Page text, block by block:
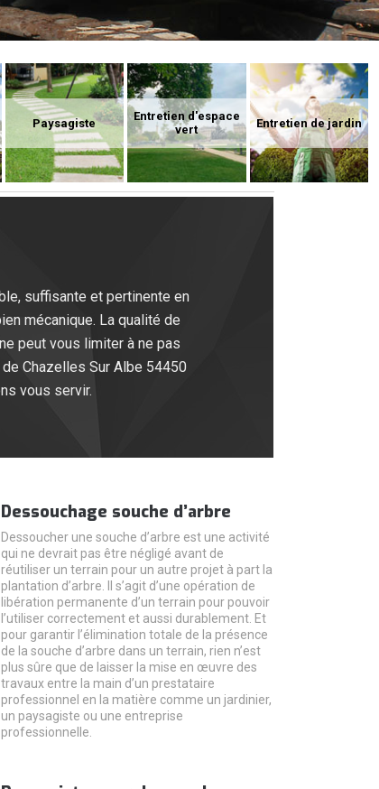
Paysagiste
Entretien d'espace
vert
Entretien de jardin
suffisante et pertinente en
mécanique. La qualité de
peut vous limiter à ne pas
Chazelles Sur Albe 54450
vous servir.
Dessouchage souche d’arbre
Dessoucher une souche d’arbre est une activité
qui ne devrait pas être négligé avant de
réutiliser un terrain pour un autre projet à part la
plantation d’arbre. Il s’agit d’une opération de
libération permanente d’un terrain pour pouvoir
l’utiliser correctement et aussi durablement. Et
pour garantir l’élimination totale de la présence
de la souche d’arbre dans un terrain, rien n’est
plus sûre que de laisser la mise en œuvre des
travaux entre la main d’un prestataire
professionnel en la matière comme un jardinier,
un paysagiste ou une entreprise
professionnelle.